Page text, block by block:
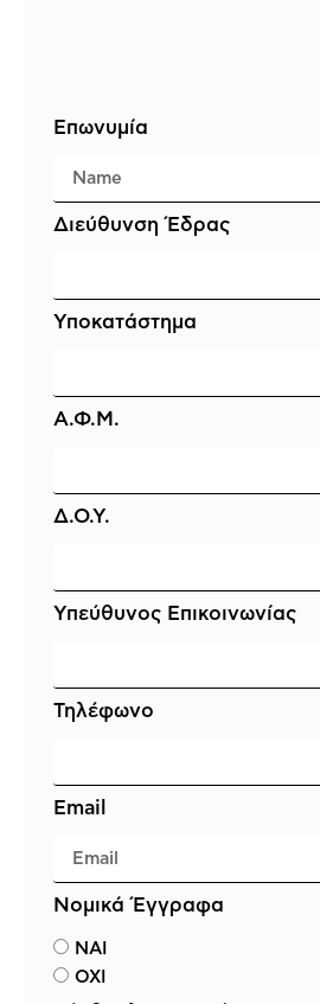
Επωνυμία
Διεύθυνση Έδρας
Υποκατάστημα
Α.Φ.Μ.
Δ.Ο.Υ.
Υπεύθυνος Επικοινωνίας
Τηλέφωνο
Email
Νομικά Έγγραφα
ΝΑΙ
ΟΧΙ